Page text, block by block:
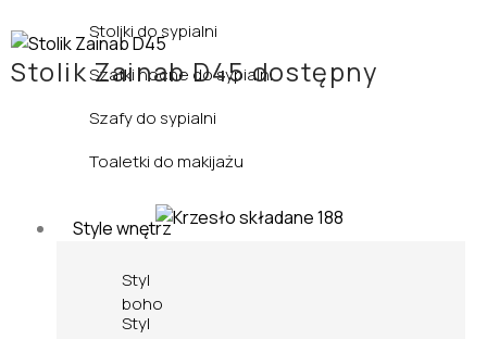
Stoliki do sypialni
Szafki nocne do sypialni
Szafy do sypialni
Toaletki do makijażu
Style wnętrz
Styl
boho
Styl
Stolik Zainab D45 dostępny